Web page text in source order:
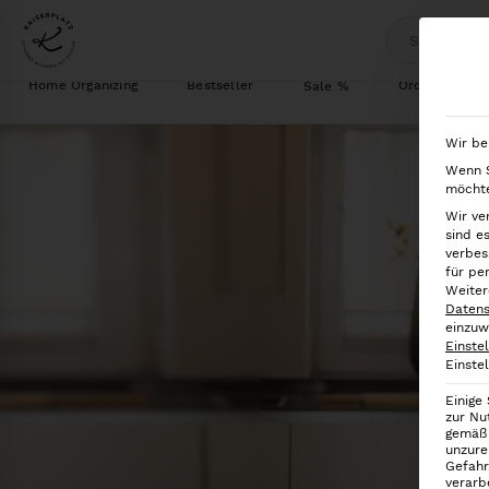
Home Organizing Bestseller Sale % Ordnung im
Wir
Wenn
Wir
sind
für
Einige
zur